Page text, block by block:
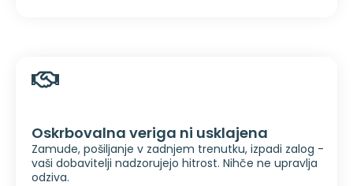
Oskrbovalna veriga ni usklajena
Zamude, pošiljanje v zadnjem trenutku, izpadi zalog -
vaši dobavitelji nadzorujejo hitrost. Nihče ne upravlja
odziva.